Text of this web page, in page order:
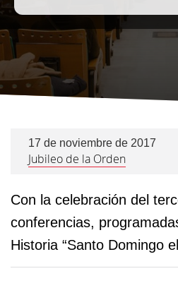
17 de noviembre de 2017
Jubileo de la Orden
Con la celebración del
conferencias,
Historia “Santo Domingo